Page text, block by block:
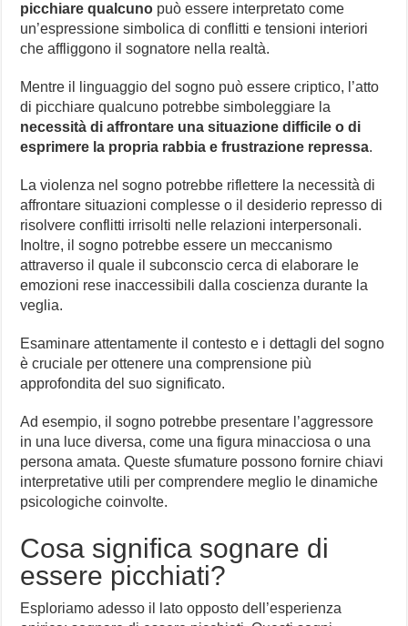
picchiare qualcuno può essere interpretato come
un’espressione simbolica di conflitti e tensioni interiori
che affliggono il sognatore nella realtà.
Mentre il linguaggio del sogno può essere criptico, l’atto
di picchiare qualcuno potrebbe simboleggiare la
necessità di affrontare una situazione difficile o di
esprimere la propria rabbia e frustrazione repressa.
La violenza nel sogno potrebbe riflettere la necessità di
affrontare situazioni complesse o il desiderio represso di
risolvere conflitti irrisolti nelle relazioni interpersonali.
Inoltre, il sogno potrebbe essere un meccanismo
attraverso il quale il subconscio cerca di elaborare le
emozioni rese inaccessibili dalla coscienza durante la
veglia.
Esaminare attentamente il contesto e i dettagli del sogno
è cruciale per ottenere una comprensione più
approfondita del suo significato.
Ad esempio, il sogno potrebbe presentare l’aggressore
in una luce diversa, come una figura minacciosa o una
persona amata. Queste sfumature possono fornire chiavi
interpretative utili per comprendere meglio le dinamiche
psicologiche coinvolte.
Cosa significa sognare di
essere picchiati?
Esploriamo adesso il lato opposto dell’esperienza